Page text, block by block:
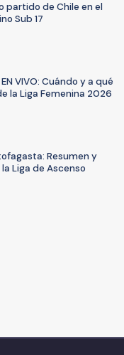
partido de Chile en el
Sub 17
VIVO: Cuándo y a qué
la Liga Femenina 2026
Resumen y
Liga de Ascenso